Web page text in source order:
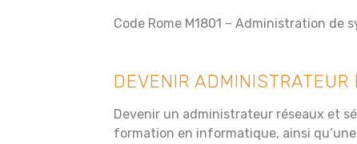
Code Rome M1801 – Administration de
DEVENIR
Devenir un administrateur réseaux et
formation en informatique, ainsi